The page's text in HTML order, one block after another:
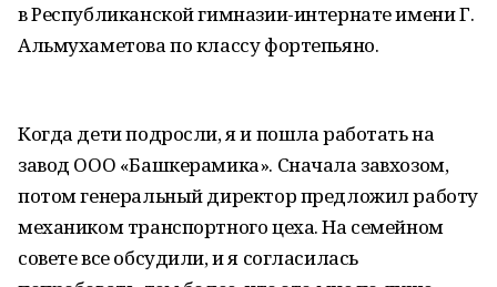
в Республиканской гимназии-интернате имени Г.
Альмухаметова по классу фортепьяно.
Когда дети подросли, я и пошла работать на
завод ООО «Башкерамика». Сначала завхозом,
потом генеральный директор предложил работу
механиком транспортного цеха. На семейном
совете все обсудили, и я согласилась